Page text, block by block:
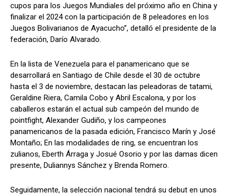
cupos para los Juegos Mundiales del próximo año en China y
finalizar el 2024 con la participación de 8 peleadores en los
Juegos Bolivarianos de Ayacucho”, detalló el presidente de la
federación, Darío Alvarado.
En la lista de Venezuela para el panamericano que se
desarrollará en Santiago de Chile desde el 30 de octubre
hasta el 3 de noviembre, destacan las peleadoras de tatami,
Geraldine Riera, Camila Cobo y Abril Escalona, y por los
caballeros estarán el actual sub campeón del mundo de
pointfight, Alexander Gudiño, y los campeones
panamericanos de la pasada edición, Francisco Marín y José
Montaño; En las modalidades de ring, se encuentran los
zulianos, Eberth Árraga y Josué Osorio y por las damas dicen
presente, Duliannys Sánchez y Brenda Romero.
Seguidamente, la selección nacional tendrá su debut en unos